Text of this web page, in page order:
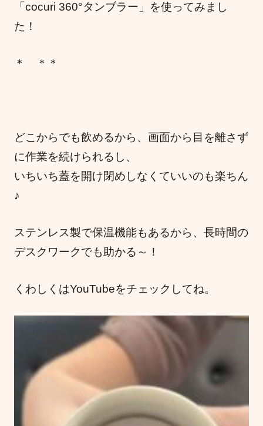
「cocuri 360°タンブラー」を使ってみまし
た！
＊ ＊＊
どこからでも飲めるから、画面から目を離さず
に作業を続けられるし、
いちいち蓋を開け閉めしなくていいのも楽ちん
♪
ステンレス製で保温機能もあるから、長時間の
デスクワークでも助かる～！
くわしくはYouTubeをチェックしてね。